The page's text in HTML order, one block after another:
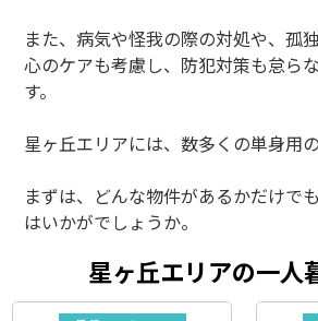
また、病気や怪我の際の対処や、孤
心のケアも考慮し、防犯対策も怠ら
す。
星ヶ丘エリアには、数多くの単身用
まずは、どんな物件があるかだけで
はいかがでしょうか。
星ヶ丘エリアの一人